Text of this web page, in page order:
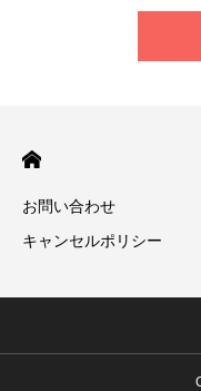
お問い合わせ
キャンセルポリシー